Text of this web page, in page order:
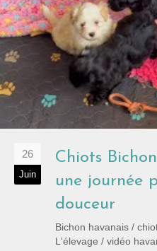
26
Juin
Chiots
une journée
douceur
Bichon havanais /
L'élevage / vidéo